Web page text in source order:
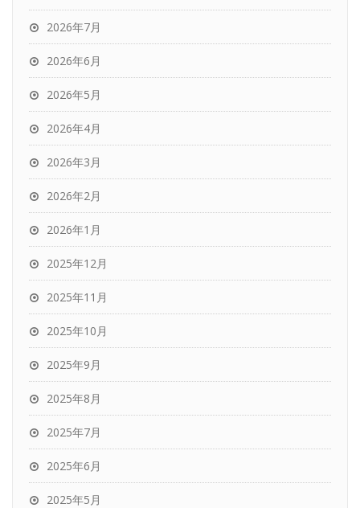
2026年7月
2026年6月
2026年5月
2026年4月
2026年3月
2026年2月
2026年1月
2025年12月
2025年11月
2025年10月
2025年9月
2025年8月
2025年7月
2025年6月
2025年5月